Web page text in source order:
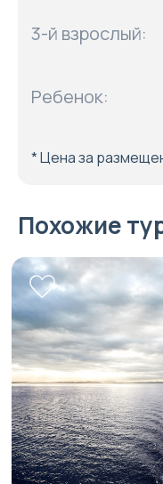
3-й взрослый:
Ребенок:
* Цена за
Похожие